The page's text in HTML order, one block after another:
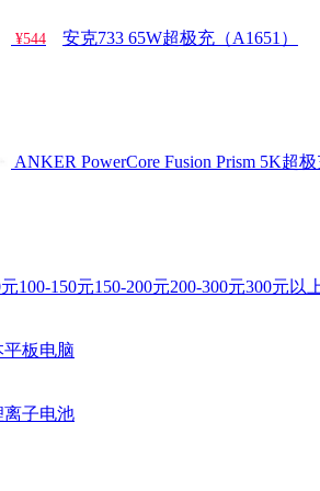
¥544 安克733 65W超极充（A1651）
ANKER PowerCore Fusion Prism 5K超
100-150元150-200元200-300元300元以
平板电脑
离子电池